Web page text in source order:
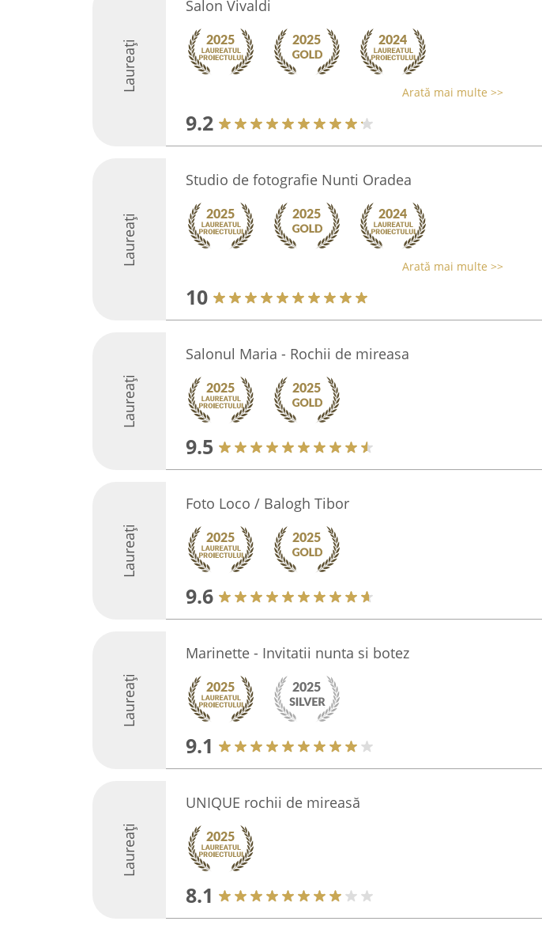
Laureați
Salon Vivaldi
Arată mai multe >>
9.2
Laureați
Studio de fotografie Nunti Oradea
Arată mai multe >>
10
Laureați
Salonul Maria - Rochii de mireasa
9.5
Laureați
Foto Loco / Balogh Tibor
9.6
Laureați
Marinette - Invitatii nunta si botez
9.1
Laureați
UNIQUE rochii de mireasă
8.1